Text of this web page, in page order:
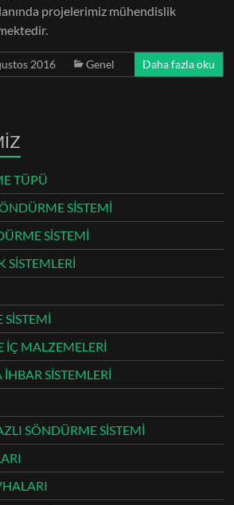
projelerimiz mühendislik
2016 Genel Daha fazla oku
TÜPÜ
SİSTEMİ
SİSTEMİ
SİSTEMLERİ
İÇ MALZEMELERİ
SİSTEMLERİ
SÖNDÜRME SİSTEMİ